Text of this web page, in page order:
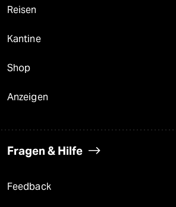
Reisen
Kantine
Shop
Anzeigen
Fragen & Hilfe
Feedback